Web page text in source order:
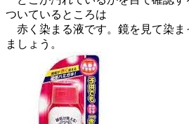
ついているところは
赤く染まる液です。鏡を見て染ま
ましょう。